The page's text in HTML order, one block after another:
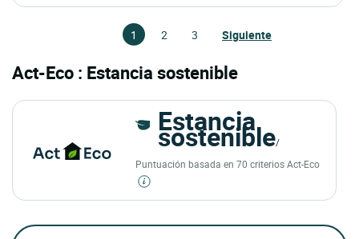
1 2 3 Siguiente
Act-Eco : Estancia sostenible
Estancia
sostenible/
Puntuación basada en 70 criterios Act-Eco